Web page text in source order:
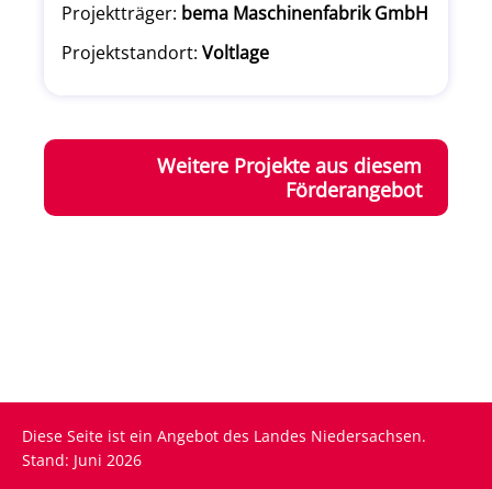
Projektträger: bema Maschinenfabrik GmbH
Projektstandort: Voltlage
Weitere Projekte aus diesem
Förderangebot
Diese Seite ist ein Angebot des Landes Niedersachsen.
Stand: Juni 2026